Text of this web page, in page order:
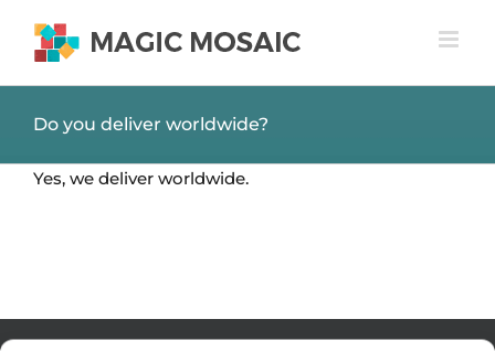
content
Do you deliver worldwide?
Yes, we deliver worldwide.